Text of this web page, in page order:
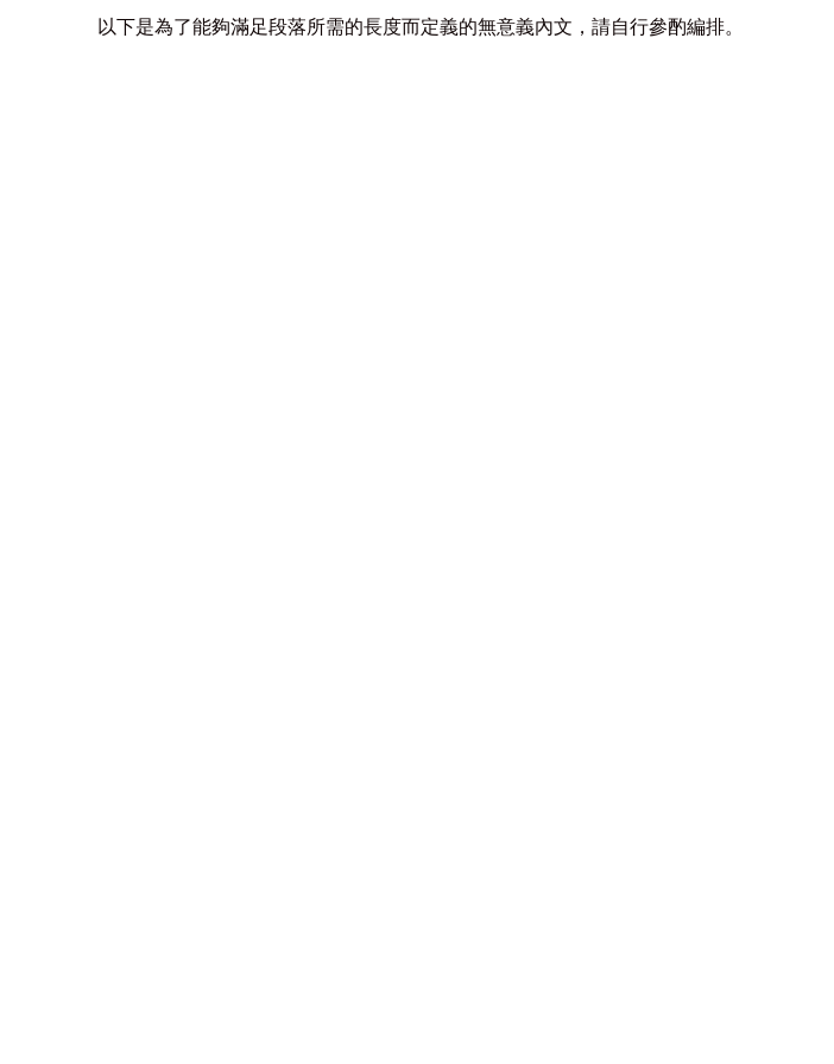
以下是為了能夠滿足段落所需的長度而定義的無意義內文，請自行參酌編排。